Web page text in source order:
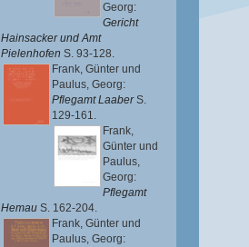
Georg:
Gericht
Hainsacker und Amt
Pielenhofen S. 93-128.
Frank, Günter und
Paulus, Georg:
Pflegamt LaaberS.
129-161.
Frank,
Günter und
Paulus,
Georg:
Pflegamt
Hemau S. 162-204.
Frank, Günter und
Paulus, Georg: